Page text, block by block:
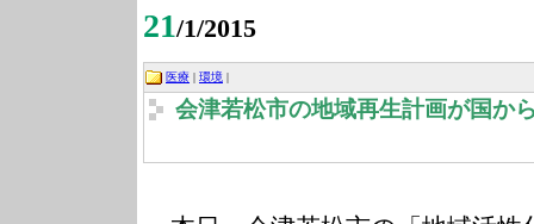
21/1/2015
医療 | 環境 |
会津若松市の地域再生計画が国か